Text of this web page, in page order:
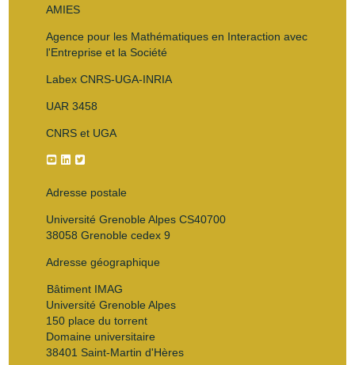
AMIES
Agence pour les Mathématiques en Interaction avec
l'Entreprise et la Société
Labex CNRS-UGA-INRIA
UAR 3458
CNRS et UGA
Adresse postale
Université Grenoble Alpes CS40700
38058 Grenoble cedex 9
Adresse géographique
Bâtiment IMAG
Université Grenoble Alpes
150 place du torrent
Domaine universitaire
38401 Saint-Martin d'Hères